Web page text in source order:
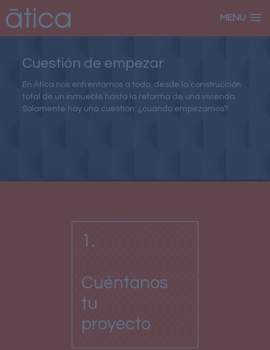
MENU
Cuestión de empezar
En Ática nos enfrentamos a todo: desde la construcción
total de un inmueble hasta la reforma de una vivienda.
Solamente hay una cuestión: ¿cuándo empezamos?
1.
Cuéntanos
tu
proyecto